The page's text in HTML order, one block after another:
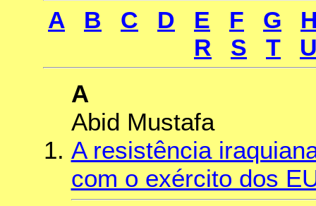
A B C D E F G
R
S T
A
Abid Mustafa
A resistência
com o exército dos